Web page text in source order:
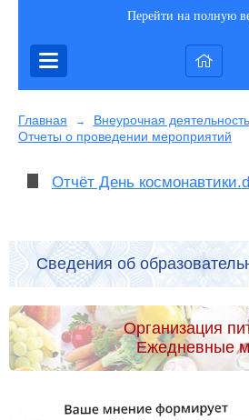
Перейти на полную
Главная → Внеурочная деятельность
Отчеты о проведении мероприятий
Отчёт День
Сведения об
Организация
Ежедневные